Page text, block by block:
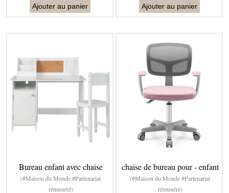
Ajouter au panier Ajouter au panier
Bureau enfant avec chaise
(#Maison du Monde #Partenariat
rémunéré)
chaise de bureau pour - enfant
(#Maison du Monde #Partenariat
rémunéré)